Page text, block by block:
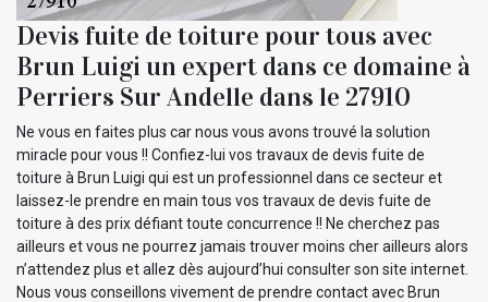
Devis fuite de toiture pour tous avec
Brun Luigi un expert dans ce domaine à
Perriers Sur Andelle dans le 27910
Ne vous en faites plus car nous vous avons trouvé la solution
miracle pour vous !! Confiez-lui vos travaux de devis fuite de
toiture à Brun Luigi qui est un professionnel dans ce secteur et
laissez-le prendre en main tous vos travaux de devis fuite de
toiture à des prix défiant toute concurrence !! Ne cherchez pas
ailleurs et vous ne pourrez jamais trouver moins cher ailleurs alors
n’attendez plus et allez dès aujourd’hui consulter son site internet.
Nous vous conseillons vivement de prendre contact avec Brun